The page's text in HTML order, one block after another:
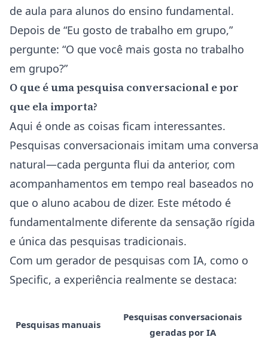
de aula para alunos do ensino fundamental.
Depois de “Eu gosto de trabalho em grupo,”
pergunte: “O que você mais gosta no trabalho
em grupo?”
O que é uma pesquisa conversacional e por
que ela importa?
Aqui é onde as coisas ficam interessantes.
Pesquisas conversacionais imitam uma conversa
natural—cada pergunta flui da anterior, com
acompanhamentos em tempo real baseados no
que o aluno acabou de dizer. Este método é
fundamentalmente diferente da sensação rígida
e única das pesquisas tradicionais.
Com um gerador de pesquisas com IA, como o
Specific, a experiência realmente se destaca:
Pesquisas manuais
Pesquisas conversacionais
geradas por IA